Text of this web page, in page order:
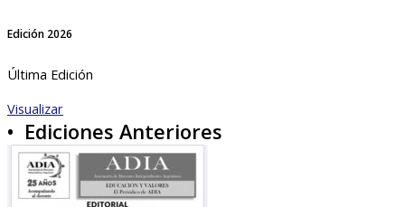
Edición 2026
Última Edición
Visualizar
• Ediciones Anteriores